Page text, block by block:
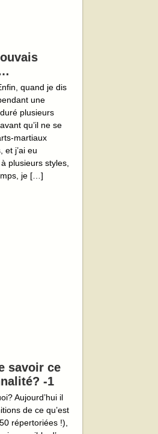
quand je dis
une
plusieurs
qu’il ne se
martiaux
et j’ai eu
à plusieurs styles,
je […]
savoir ce
-1
Aujourd’hui il
de ce qu’est
répertoriées !),